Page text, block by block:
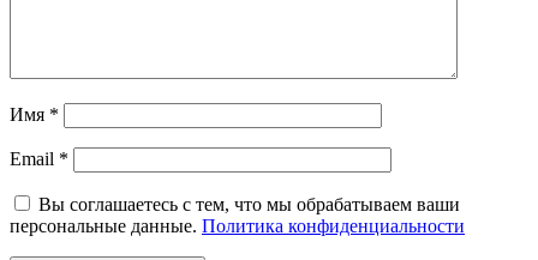
Имя *
Email *
Вы соглашаетесь с тем, что мы обрабатываем ваши
персональные данные. Политика конфиденциальности